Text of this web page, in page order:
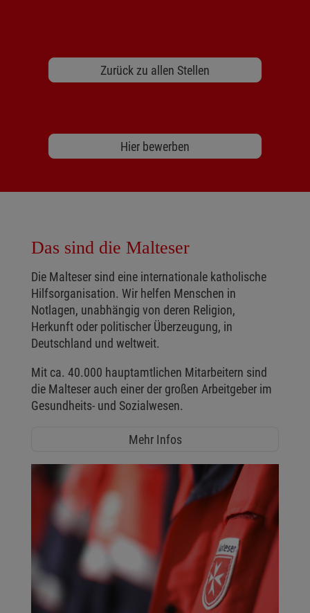
Zurück zu allen Stellen
Hier bewerben
Das sind die Malteser
Die Malteser sind eine internationale katholische
Hilfsorganisation. Wir helfen Menschen in
Notlagen, unabhängig von deren Religion,
Herkunft oder politischer Überzeugung, in
Deutschland und weltweit.
Mit ca. 40.000 hauptamtlichen Mitarbeitern sind
die Malteser auch einer der großen Arbeitgeber im
Gesundheits- und Sozialwesen.
Mehr Infos